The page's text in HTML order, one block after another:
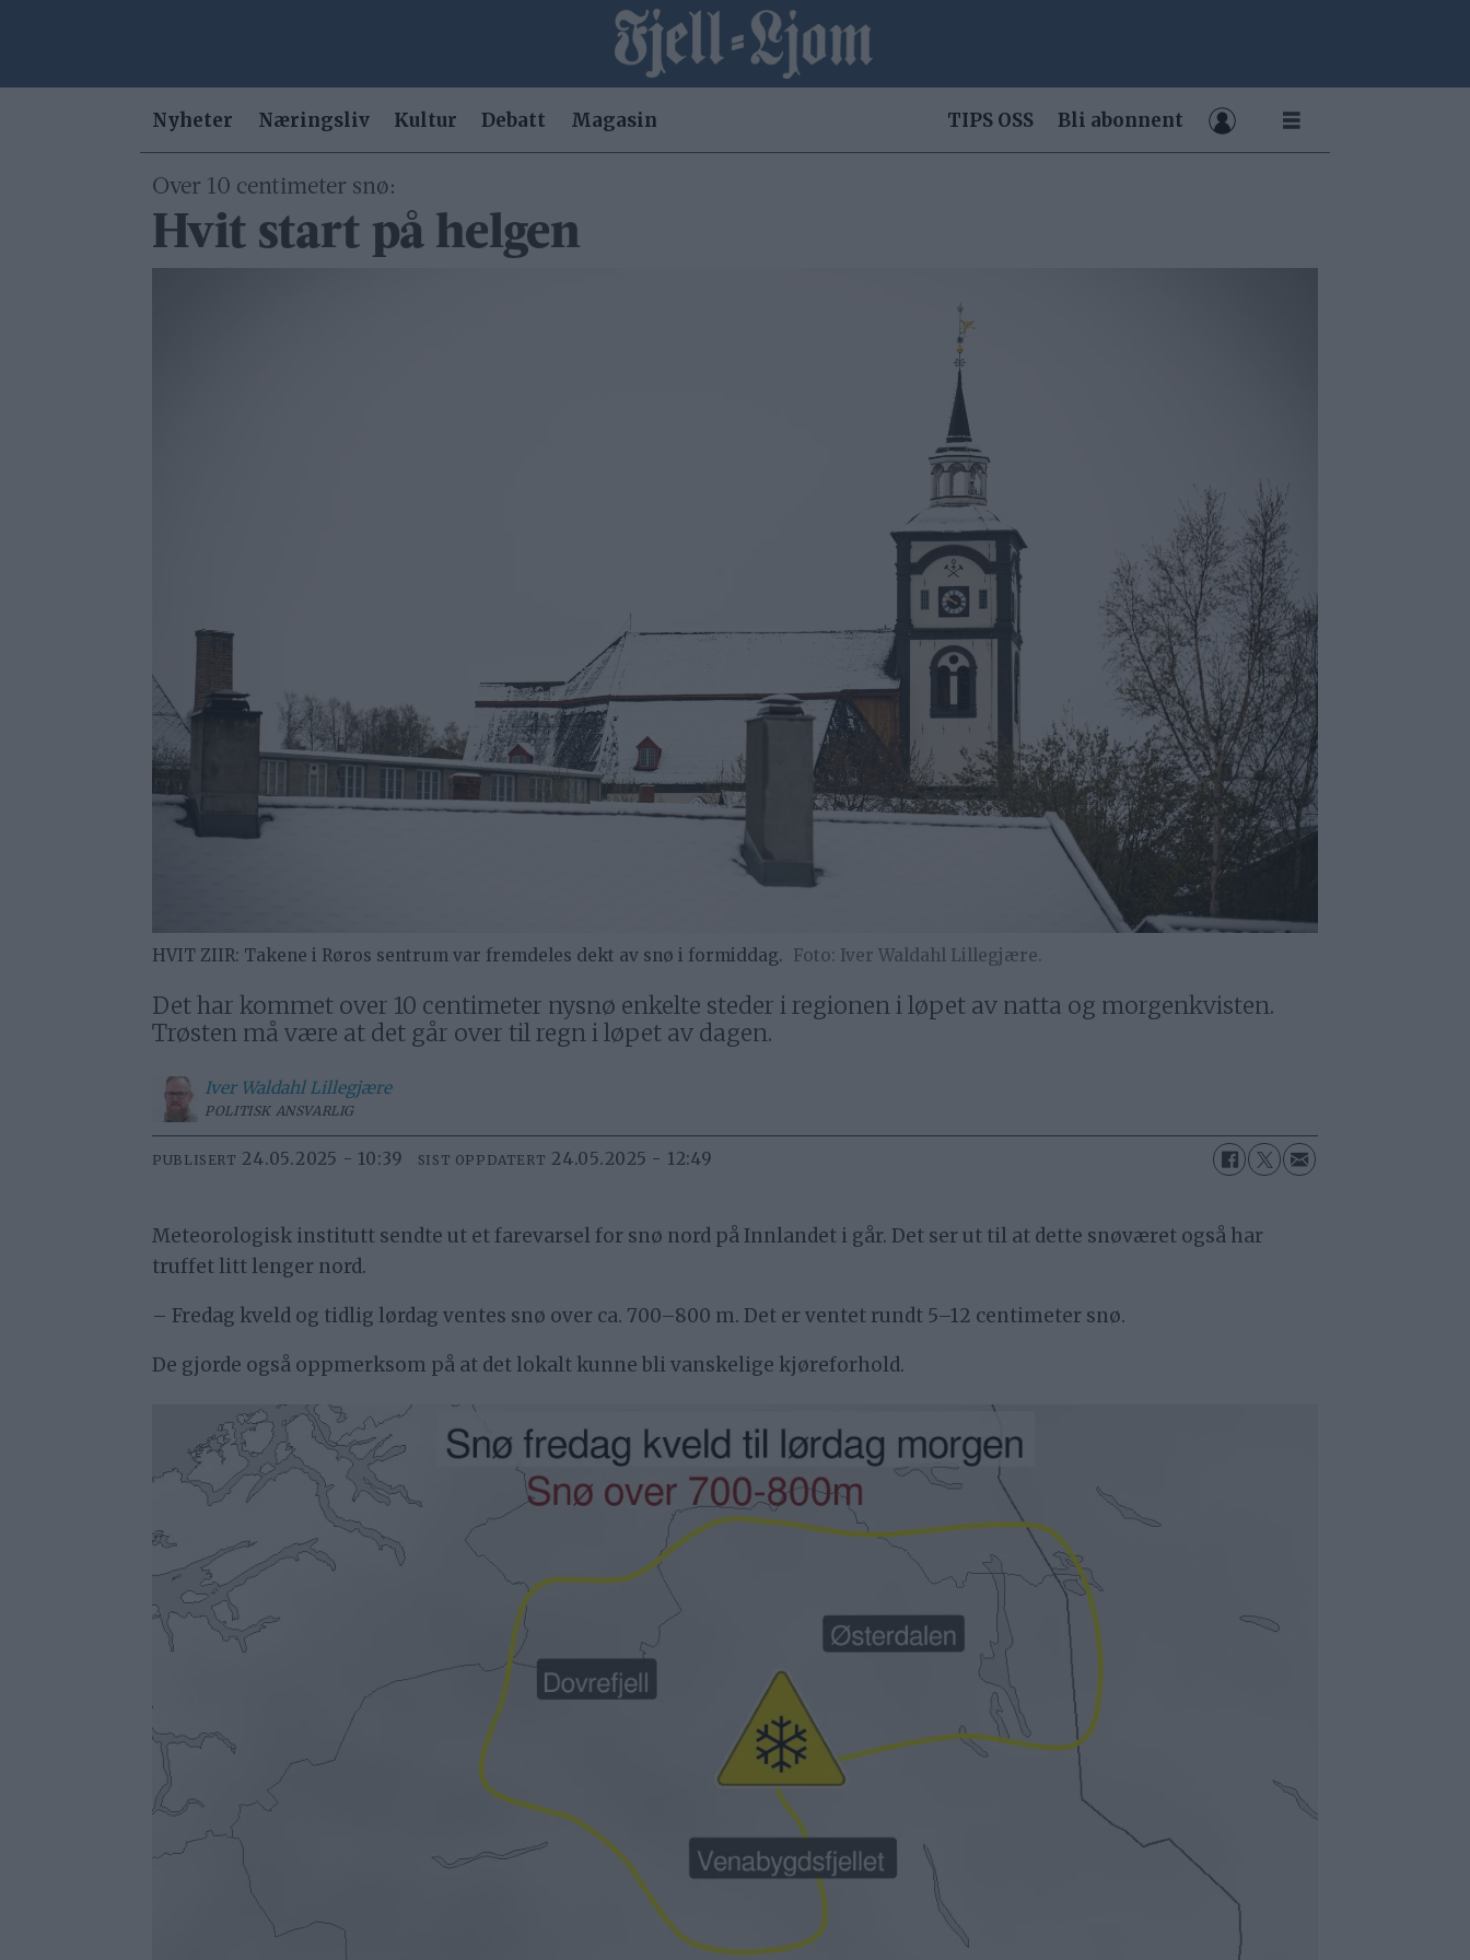
Nyheter Næringsliv Kultur Debatt Magasin TIPS OSS Bli abonnent
Over 10 centimeter snø:
Hvit start på helgen
HVIT ZIIR: Takene i Røros sentrum var fremdeles dekt av snø i formiddag. Iver Waldahl Lillegjære.
Det har kommet over 10 centimeter nysnø enkelte steder i regionen i løpet av natta og morgenkvisten.
Trøsten må være at det går over til regn i løpet av dagen.
Iver Waldahl Lillegjære
POLITISK ANSVARLIG
PUBLISERT 24.05.2025 - 10:39 SIST OPPDATERT 24.05.2025 - 12:49
Meteorologisk institutt sendte ut et farevarsel for snø nord på Innlandet i går. Det ser ut til at dette snøværet også har
truffet litt lenger nord.
– Fredag kveld og tidlig lørdag ventes snø over ca. 700–800 m. Det er ventet rundt 5–12 centimeter snø.
De gjorde også oppmerksom på at det lokalt kunne bli vanskelige kjøreforhold.